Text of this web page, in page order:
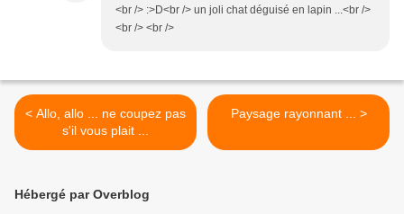
<br /> :>D<br /> un joli chat déguisé en lapin ...<br />
<br /> <br />
< Allo, allo ... ne coupez pas
s'il vous plait ...
Paysage rayonnant ... >
Hébergé par Overblog